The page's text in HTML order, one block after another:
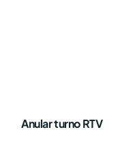
Anular turno RTV